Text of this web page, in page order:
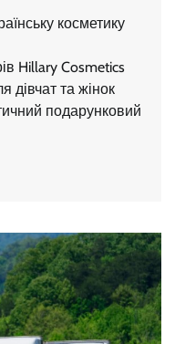
косметику
Hillary Cosmetics
дівчат та жінок
подарунковий